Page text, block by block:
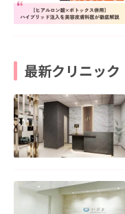
最新クリニック